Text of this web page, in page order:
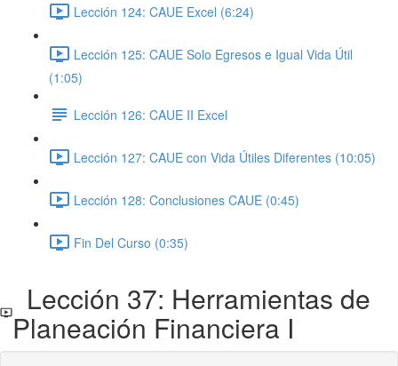
Lección 124: CAUE Excel (6:24)
Lección 125: CAUE Solo Egresos e Igual Vida Útil
(1:05)
Lección 126: CAUE II Excel
Lección 127: CAUE con Vida Útiles Diferentes (10:05)
Lección 128: Conclusiones CAUE (0:45)
Fin Del Curso (0:35)
Lección 37: Herramientas de
Planeación Financiera I